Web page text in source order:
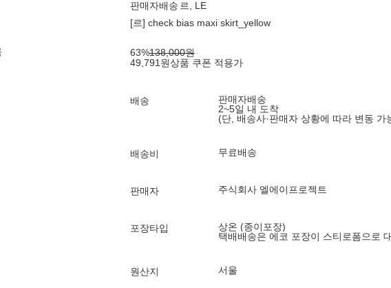
판매자배송 르, LE
[르] check bias maxi skirt_yellow
63%138,000원
49,791 원상품 쿠폰 적용가
배송
판매자배송
2~5일 내 도착
(단, 배송사·판매자 상황에 따라 변동 가
배송비 무료배송
판매자 주식회사 엘에이프로젝트
포장타입
상온 (종이포장)
택배배송은 에코 포장이 스티로폼으로
원산지 서울